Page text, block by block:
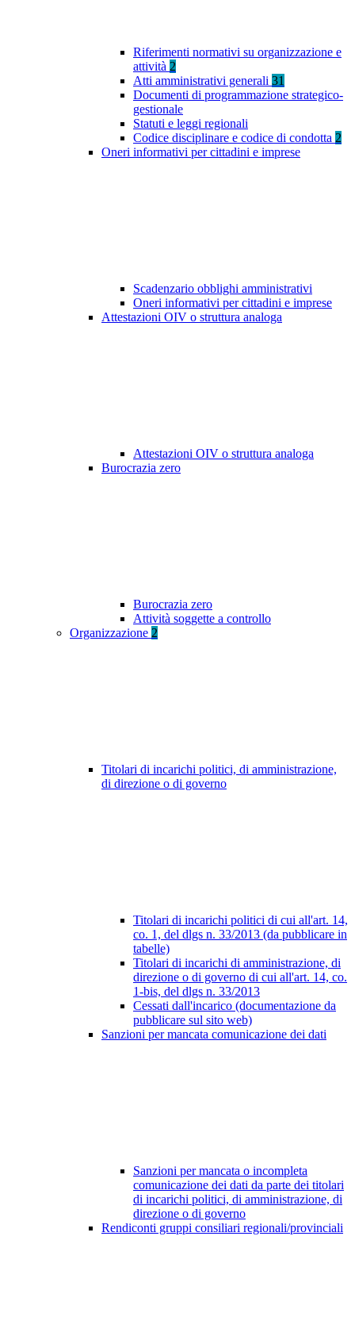
Riferimenti normativi su organizzazione e
attività 2
Atti amministrativi generali 31
Documenti di programmazione strategico-
gestionale
Statuti e leggi regionali
Codice disciplinare e codice di condotta 2
Oneri informativi per cittadini e imprese
Scadenzario obblighi amministrativi
Oneri informativi per cittadini e imprese
Attestazioni OIV o struttura analoga
Attestazioni OIV o struttura analoga
Burocrazia zero
Burocrazia zero
Attività soggette a controllo
Organizzazione 2
Titolari di incarichi politici, di amministrazione,
di direzione o di governo
Titolari di incarichi politici di cui all'art. 14,
co. 1, del dlgs n. 33/2013 (da pubblicare in
tabelle)
Titolari di incarichi di amministrazione, di
direzione o di governo di cui all'art. 14, co.
1-bis, del dlgs n. 33/2013
Cessati dall'incarico (documentazione da
pubblicare sul sito web)
Sanzioni per mancata comunicazione dei dati
Sanzioni per mancata o incompleta
comunicazione dei dati da parte dei titolari
di incarichi politici, di amministrazione, di
direzione o di governo
Rendiconti gruppi consiliari regionali/provinciali